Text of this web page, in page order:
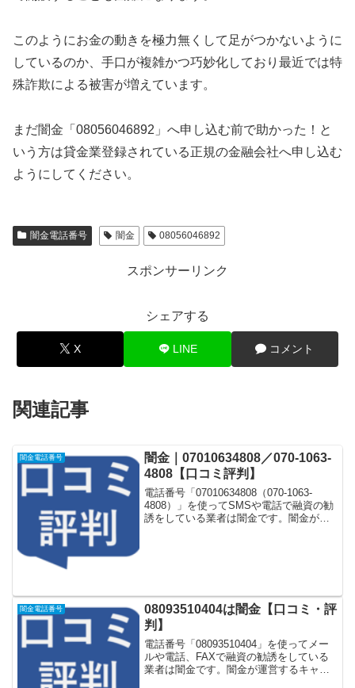
このようにお金の動きを極力無くして足がつかないように
しているのか、手口が複雑かつ巧妙化しており最近では特
殊詐欺による被害が増えています。
まだ闇金「08056046892」へ申し込む前で助かった！と
いう方は貸金業登録されている正規の金融会社へ申し込む
ようにしてください。
闇金電話番号 闇金 08056046892
スポンサーリンク
シェアする
X LINE コメント
関連記事
闇金電話番号
闇金｜07010634808／070-1063-
4808【口コミ評判】
電話番号「07010634808（070-1063-
4808）」を使ってSMSや電話で融資の勧
誘をしている業者は闇金です。闇金が運
闇金電話番号
08093510404は闇金【口コミ・評
判】
電話番号「08093510404」を使ってメー
ルや電話、FAXで融資の勧誘をしている
業者は闇金です。闇金が運営するキャッ